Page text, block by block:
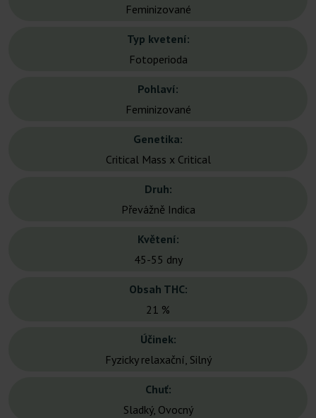
Feminizované
Typ kvetení:
Fotoperioda
Pohlaví:
Feminizované
Genetika:
Critical Mass x Critical
Druh:
Převážně Indica
Květení:
45-55 dny
Obsah THC:
21 %
Účinek:
Fyzicky relaxační, Silný
Chuť:
Sladký, Ovocný